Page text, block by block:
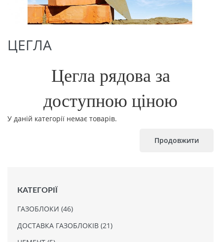
КАТЕГОРІЇ
ГАЗОБЛОКИ (46)
ДОСТАВКА ГАЗОБЛОКІВ (21)
ЦЕГЛА
Цегла рядова за
доступною ціною
У даній категорії немає товарів.
Продовжити